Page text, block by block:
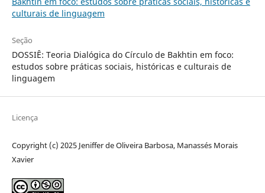
culturais de linguagem
Seção
DOSSIÊ: Teoria Dialógica do Círculo de Bakhtin em foco:
estudos sobre práticas sociais, históricas e culturais de
linguagem
Licença
Copyright (c) 2025 Jeniffer de Oliveira Barbosa, Manassés Morais
Xavier